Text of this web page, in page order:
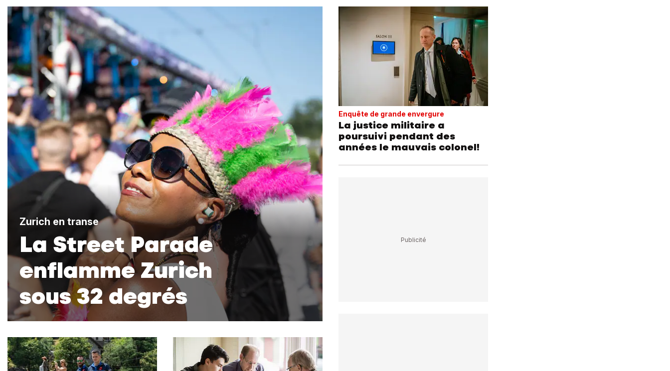
Zurich en transe
La Street Parade
enflamme Zurich
sous 32 degrés
Enquête de grande envergure
La justice militaire a
poursuivi pendant des
années le mauvais colonel!